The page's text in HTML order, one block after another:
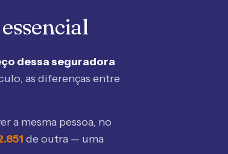
dessa seguradora
as diferenças entre
a mesma pessoa, no
de outra — uma